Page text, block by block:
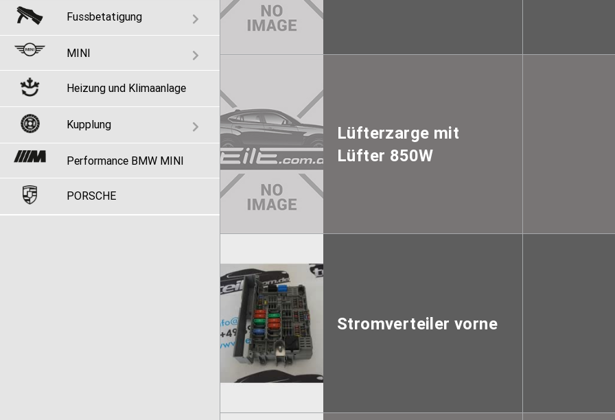
Fussbetatigung
MINI
Heizung und Klimaanlage
Kupplung
Performance BMW MINI
PORSCHE
Lüfterzarge mit
Lüfter 850W
Stromverteiler vorne